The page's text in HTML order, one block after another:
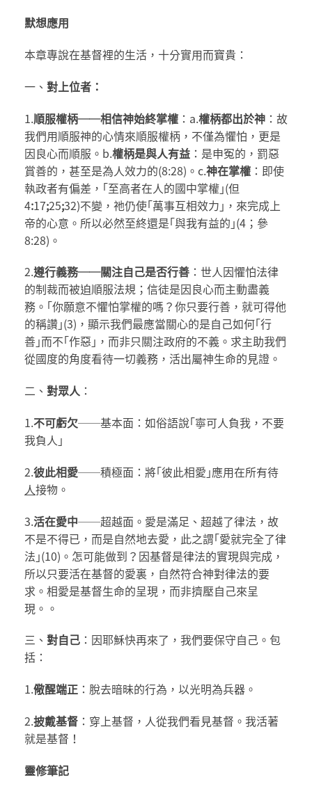
默想應用
本章專說在基督裡的生活，十分實用而寶貴：
一、 對上位者：
1.順服權柄──相信神始終掌權 ：a.權柄都出於神 ：故
我們用順服神的心情來順服權柄，不僅為懼怕，更是
因良心而順服。b.權柄是與人有益 ：是申冤的，罰惡
賞善的，甚至是為人效力的(8:28)。c.神在掌權 ：即使
執政者有偏差，｢至高者在人的國中掌權｣(但
4:17;25;32)不變，祂仍使｢萬事互相效力｣，來完成上
帝的心意。所以必然至終還是｢與我有益的｣(4；參
8:28)。
2.遵行義務──關注自己是否行善 ：世人因懼怕法律
的制裁而被迫順服法規；信徒是因良心而主動盡義
務。｢你願意不懼怕掌權的嗎？你只要行善，就可得他
的稱讚｣(3)，顯示我們最應當關心的是自己如何｢行
善｣而不｢作惡｣，而非只關注政府的不義。求主助我們
從國度的角度看待一切義務，活出屬神生命的見證。
二、 對眾人 ：
1.不可虧欠──基本面：如俗語說｢寧可人負我，不要
我負人｣
2.彼此相愛──積極面：將｢彼此相愛｣應用在所有待
人接物。
3.活在愛中──超越面。愛是滿足、超越了律法，故
不是不得已，而是自然地去愛，此之謂｢愛就完全了律
法｣(10)。怎可能做到？因基督是律法的實現與完成，
所以只要活在基督的愛裏，自然符合神對律法的要
求。相愛是基督生命的呈現，而非擠壓自己來呈
現。。
三、 對自己 ：因耶穌快再來了，我們要保守自己。包
括：
1.儆醒端正 ：脫去暗昧的行為，以光明為兵器。
2.披戴基督 ：穿上基督，人從我們看見基督。我活著
就是基督！
靈修筆記